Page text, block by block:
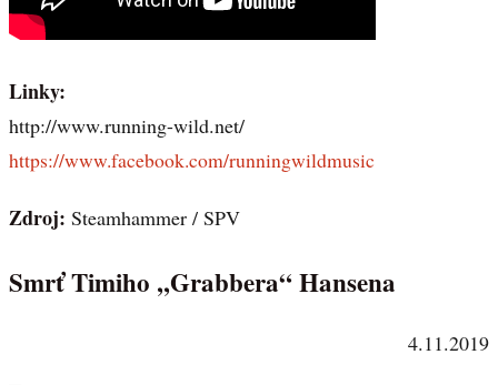
Linky:
http://www.running-wild.net/
https://www.facebook.com/runningwildmusic
Zdroj: Steamhammer / SPV
Smrť Timiho ,,Grabbera“ Hansena
4.11.2019